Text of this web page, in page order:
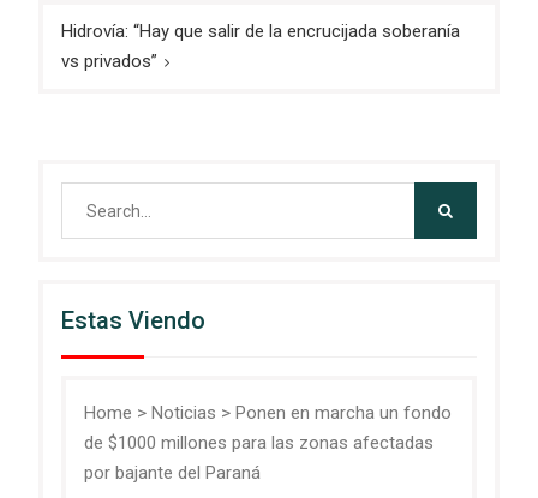
Hidrovía: “Hay que salir de la encrucijada soberanía
vs privados”
Estas Viendo
Home > Noticias > Ponen en marcha un fondo
de $1000 millones para las zonas afectadas
por bajante del Paraná